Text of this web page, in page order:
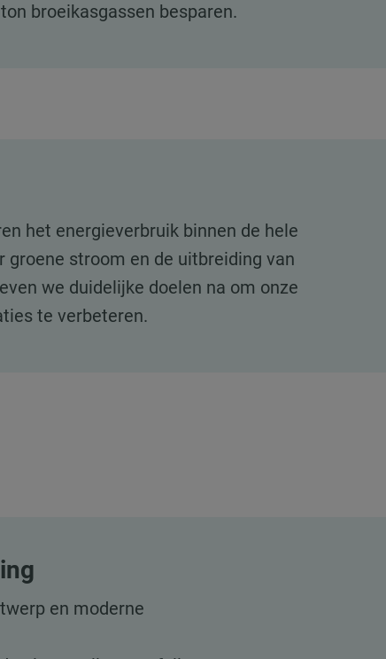
broeikasgassen besparen.
het energieverbruik binnen de hele
groene stroom en de uitbreiding van
we duidelijke doelen na om onze
te verbeteren.
en moderne